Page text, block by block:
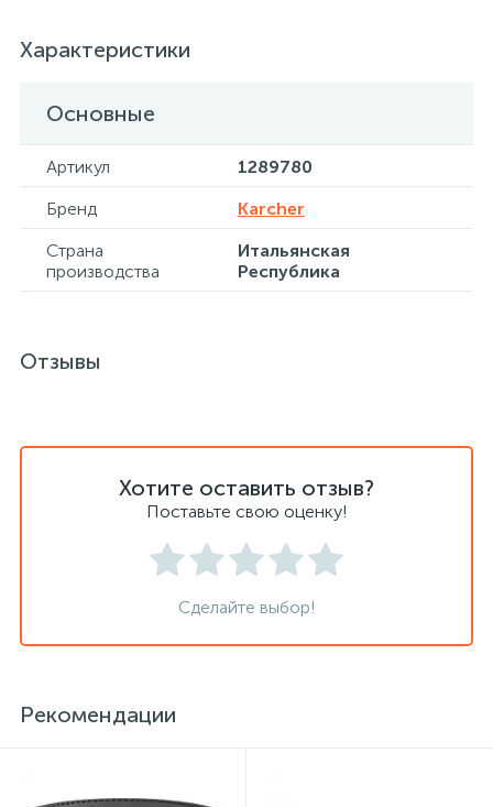
Характеристики
Основные
Артикул
1289780
Бренд
Karcher
Страна
производства
Итальянская
Республика
Отзывы
Хотите оставить отзыв?
Поставьте свою оценку!
Сделайте выбор!
Рекомендации
Хлорсодержащие средства
Экспресс-контроль концентрации
дезсредств
Почтовые ящики
Пюпитры
Ресепшн
Сейфы гостиничные
Сейфы депозитные
Сейфы мебельные